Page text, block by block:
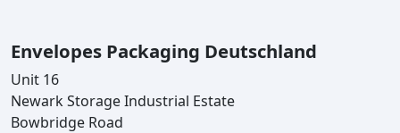
Envelopes Packaging Deutschland
Unit 16
Newark Storage Industrial Estate
Bowbridge Road